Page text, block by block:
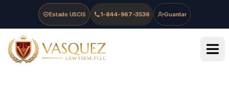
Skip to main content
Skip to navigation
Skip to footer
Estado USCIS 1-844-967-3536 Guardar
Vasquez Law Firm - Home